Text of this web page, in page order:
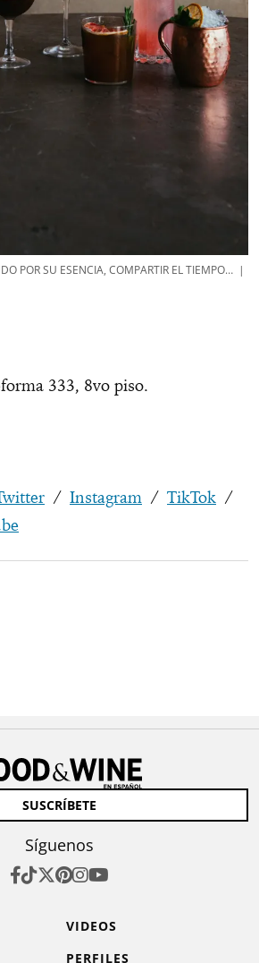
POR SU ESENCIA, COMPARTIR EL TIEMPO… |
333, 8vo piso.
/ Instagram / TikTok /
SUSCRÍBETE
Síguenos
VIDEOS
PERFILES